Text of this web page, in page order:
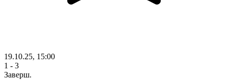
19.10.25, 15:00
1 - 3
Заверш.